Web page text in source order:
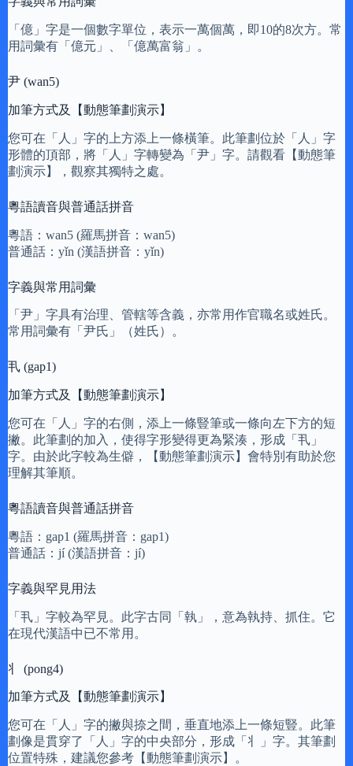
「億」字是一個數字單位，表示一萬個萬，即10的8次方。常
用詞彙有「億元」、「億萬富翁」。
尹 (wan5)
加筆方式及【動態筆劃演示】
您可在「人」字的上方添上一條橫筆。此筆劃位於「人」字
形體的頂部，將「人」字轉變為「尹」字。請觀看【動態筆
劃演示】，觀察其獨特之處。
粵語讀音與普通話拼音
粵語：wan5 (羅馬拼音：wan5)
普通話：yǐn (漢語拼音：yǐn)
字義與常用詞彙
「尹」字具有治理、管轄等含義，亦常用作官職名或姓氏。
常用詞彙有「尹氏」（姓氏）。
丮 (gap1)
加筆方式及【動態筆劃演示】
您可在「人」字的右側，添上一條豎筆或一條向左下方的短
撇。此筆劃的加入，使得字形變得更為緊湊，形成「丮」
字。由於此字較為生僻，【動態筆劃演示】會特別有助於您
理解其筆順。
粵語讀音與普通話拼音
粵語：gap1 (羅馬拼音：gap1)
普通話：jí (漢語拼音：jí)
字義與罕見用法
「丮」字較為罕見。此字古同「執」，意為執持、抓住。它
在現代漢語中已不常用。
丬 (pong4)
加筆方式及【動態筆劃演示】
您可在「人」字的撇與捺之間，垂直地添上一條短豎。此筆
劃像是貫穿了「人」字的中央部分，形成「丬」字。其筆劃
位置特殊，建議您參考【動態筆劃演示】。